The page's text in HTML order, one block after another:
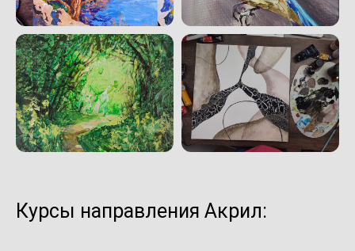
Курсы направления Акрил: